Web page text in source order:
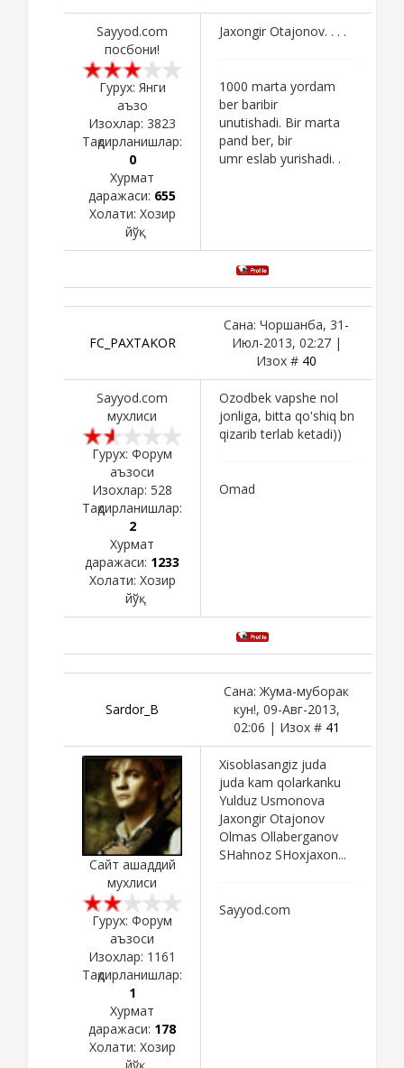
Sayyod.com
посбони!
Гурух: Янги
аъзо
Изохлар: 3823
Тақдирланишлар:
0
Хурмат
даражаси: 655
Холати: Хозир
йўқ
Jaxongir Otajonov. . . .
1000 marta yordam
ber baribir
unutishadi. Bir marta
pand ber, bir
umr eslab yurishadi. .
FC_PAXTAKOR
Сана: Чоршанба, 31-
Июл-2013, 02:27 |
Изох # 40
Sayyod.com
мухлиси
Гурух: Форум
аъзоси
Изохлар: 528
Тақдирланишлар:
2
Хурмат
даражаси: 1233
Холати: Хозир
йўқ
Ozodbek vapshe nol
jonliga, bitta qo'shiq bn
qizarib terlab ketadi))
Omad
Sardor_B
Сана: Жума-муборак
кун!, 09-Авг-2013,
02:06 | Изох # 41
Сайт ашаддий
мухлиси
Гурух: Форум
аъзоси
Изохлар: 1161
Тақдирланишлар:
1
Хурмат
даражаси: 178
Холати: Хозир
йўқ
Xisoblasangiz juda
juda kam qolarkanku
Yulduz Usmonova
Jaxongir Otajonov
Olmas Ollaberganov
SHahnoz SHoxjaxon...
Sayyod.com